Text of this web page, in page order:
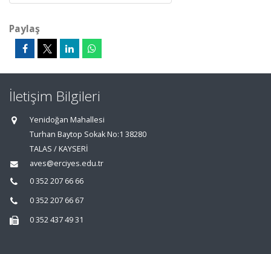
Paylaş
İletişim Bilgileri
Yenidoğan Mahallesi
Turhan Baytop Sokak No:1 38280
TALAS / KAYSERİ
aves@erciyes.edu.tr
0 352 207 66 66
0 352 207 66 67
0 352 437 49 31